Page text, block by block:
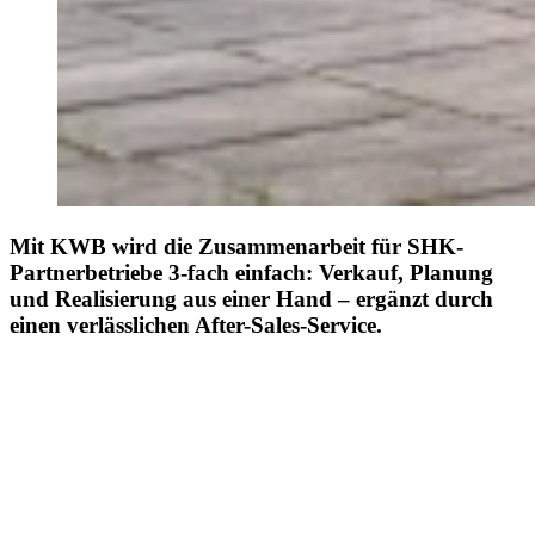
Mit KWB wird die Zusammenarbeit für SHK-
Partnerbetriebe 3-fach einfach: Verkauf, Planung
und Realisierung aus einer Hand – ergänzt durch
einen verlässlichen After-Sales-Service.